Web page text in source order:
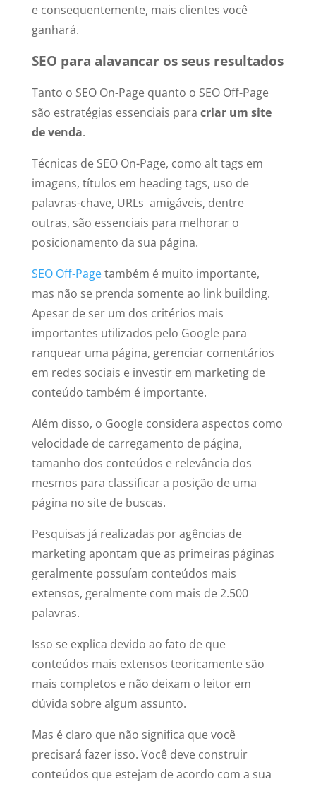
e consequentemente, mais clientes você
ganhará.
SEO para alavancar os seus resultados
Tanto o SEO On-Page quanto o SEO Off-Page
são estratégias essenciais para criar um site
de venda.
Técnicas de SEO On-Page, como alt tags em
imagens, títulos em heading tags, uso de
palavras-chave, URLs amigáveis, dentre
outras, são essenciais para melhorar o
posicionamento da sua página.
SEO Off-Pagetambém é muito importante,
mas não se prenda somente ao link building.
Apesar de ser um dos critérios mais
importantes utilizados pelo Google para
ranquear uma página, gerenciar comentários
em redes sociais e investir em marketing de
conteúdo também é importante.
Além disso, o Google considera aspectos como
velocidade de carregamento de página,
tamanho dos conteúdos e relevância dos
mesmos para classificar a posição de uma
página no site de buscas.
Pesquisas já realizadas por agências de
marketing apontam que as primeiras páginas
geralmente possuíam conteúdos mais
extensos, geralmente com mais de 2.500
palavras.
Isso se explica devido ao fato de que
conteúdos mais extensos teoricamente são
mais completos e não deixam o leitor em
dúvida sobre algum assunto.
Mas é claro que não significa que você
precisará fazer isso. Você deve construir
conteúdos que estejam de acordo com a sua